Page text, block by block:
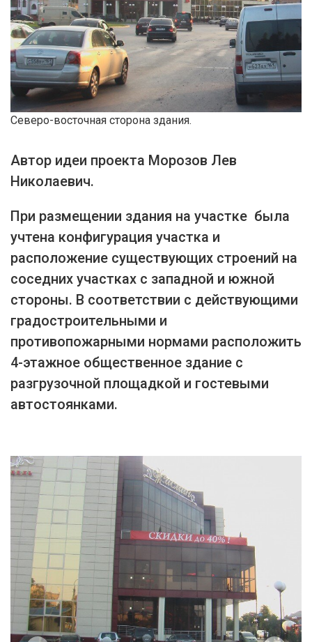
Северо-восточная сторона здания.
Автор идеи проекта Морозов Лев
Николаевич.
При размещении здания на участке была
учтена конфигурация участка и
расположение существующих строений на
соседних участках с западной и южной
стороны. В соответствии с действующими
градостроительными и
противопожарными нормами расположить
4-этажное общественное здание с
разгрузочной площадкой и гостевыми
автостоянками.